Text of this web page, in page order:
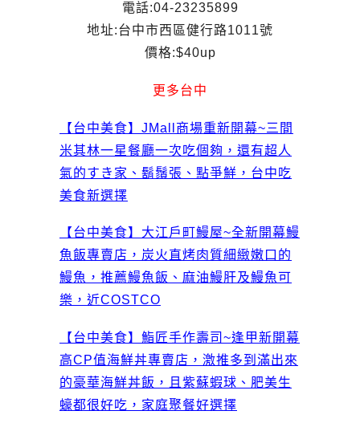
電話:04-23235899
地址:台中市西區健行路1011號
價格:$40up
更多台中
【台中美食】JMall商場重新開幕~三間
米其林一星餐廳一次吃個夠，還有超人
氣的すき家、鬍鬚張、點爭鮮，台中吃
美食新選擇
【台中美食】大江戶町鰻屋~全新開幕鰻
魚飯專賣店，炭火直烤肉質細緻嫩口的
鰻魚，推薦鰻魚飯、麻油鰻肝及鰻魚可
樂，近COSTCO
【台中美食】鮨匠手作壽司~逢甲新開幕
高CP值海鮮丼專賣店，激推多到滿出來
的豪華海鮮丼飯，且紫蘇蝦球、肥美生
蠔都很好吃，家庭聚餐好選擇